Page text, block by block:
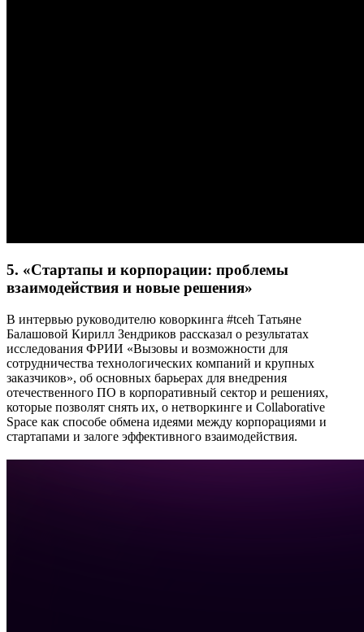
5. «Стартапы и корпорации: проблемы
взаимодействия и новые решения»
В интервью руководителю коворкинга #tceh Татьяне
Балашовой Кирилл Зендриков рассказал о результатах
исследования ФРИИ «Вызовы и возможности для
сотрудничества технологических компаний и крупных
заказчиков», об основных барьерах для внедрения
отечественного ПО в корпоративный сектор и решениях,
которые позволят снять их, о нетворкинге и Collaborative
Space как способе обмена идеями между корпорациями и
стартапами и залоге эффективного взаимодействия.